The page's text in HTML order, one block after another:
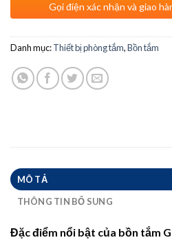
Gọi điện xác nhận và giao
Danh mục:Thiết bị phòng tắm,Bồn tắm
MÔ TẢ
THÔNG TIN BỔ SUNG
Đặc điểm nổi bật của bồn tắm